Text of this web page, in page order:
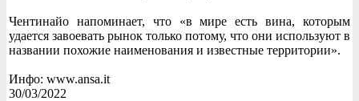
Чентинайо напоминает, что «в мире есть вина, которым
удается завоевать рынок только потому, что они используют в
названии похожие наименования и известные территории».
Инфо: www.ansa.it
30/03/2022